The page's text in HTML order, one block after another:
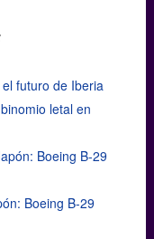
futuro de Iberia
letal en
Boeing B-29
Boeing B-29